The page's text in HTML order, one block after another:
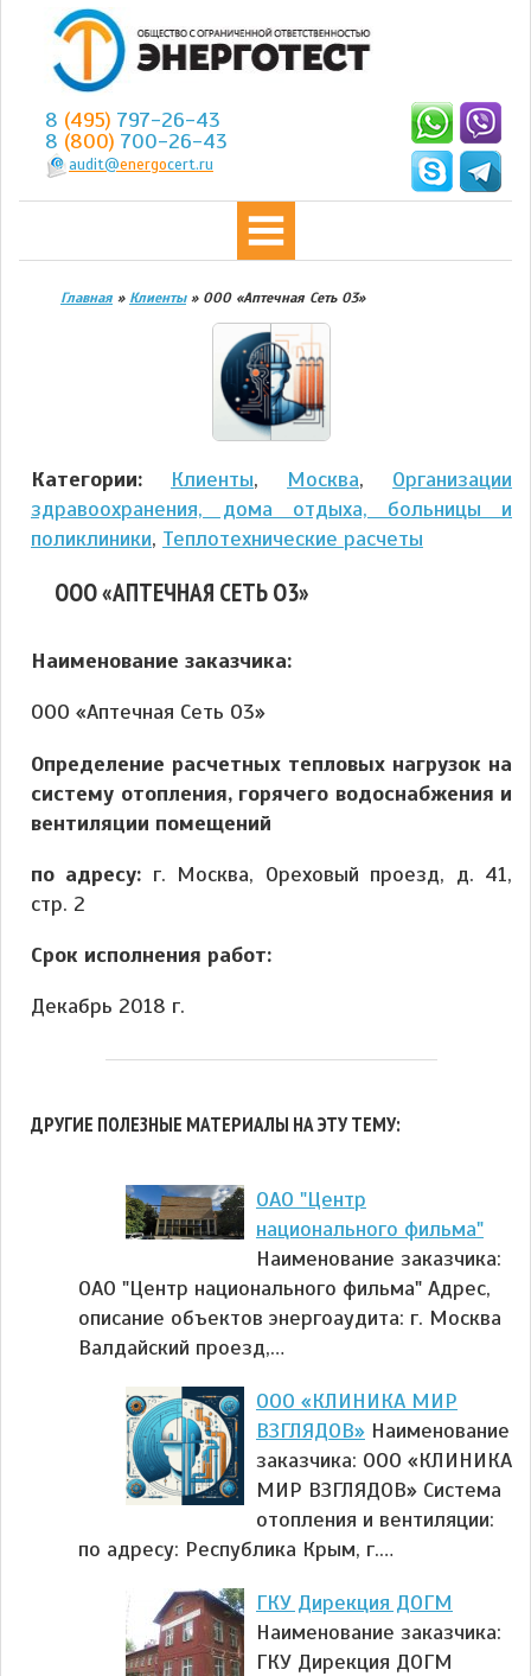
8 (495) 797-26-43
8 (800) 700-26-43
audit@energocert.ru
Главная » Клиенты» ООО «Аптечная Сеть О3»
Категории: Клиенты, Москва, Организации
здравоохранения, дома отдыха, больницы и
поликлиники, Теплотехнические расчеты
ООО «АПТЕЧНАЯ СЕТЬ О3»
Наименование заказчика:
ООО «Аптечная Сеть О3»
Определение расчетных тепловых нагрузок на
систему отопления, горячего водоснабжения и
вентиляции помещений
по адресу: г. Москва, Ореховый проезд, д. 41,
стр. 2
Срок исполнения работ:
Декабрь 2018 г.
ДРУГИЕ ПОЛЕЗНЫЕ МАТЕРИАЛЫ НА ЭТУ ТЕМУ:
ОАО "Центр
национального фильма"
Наименование заказчика:
ОАО "Центр национального фильма" Адрес,
описание объектов энергоаудита: г. Москва
Валдайский проезд,…
ООО «КЛИНИКА МИР
ВЗГЛЯДОВ» Наименование
заказчика: ООО «КЛИНИКА
МИР ВЗГЛЯДОВ» Система
отопления и вентиляции:
по адресу: Республика Крым, г.…
ГКУ Дирекция ДОГМ
Наименование заказчика:
ГКУ Дирекция ДОГМ